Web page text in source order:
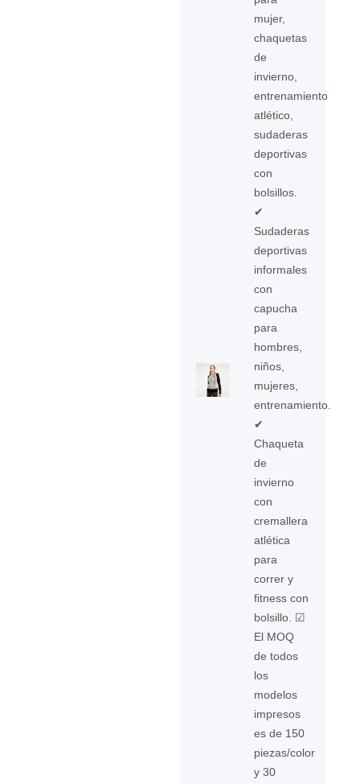
mujer,
chaquetas
de
invierno,
entrenamiento
atlético,
sudaderas
deportivas
con
bolsillos.
✔
Sudaderas
deportivas
informales
con
capucha
para
hombres,
niños,
mujeres,
entrenamiento.
✔
Chaqueta
de
invierno
con
cremallera
atlética
para
correr y
fitness con
bolsillo. ☑
El MOQ
de todos
los
modelos
impresos
es de 150
piezas/color
y 30